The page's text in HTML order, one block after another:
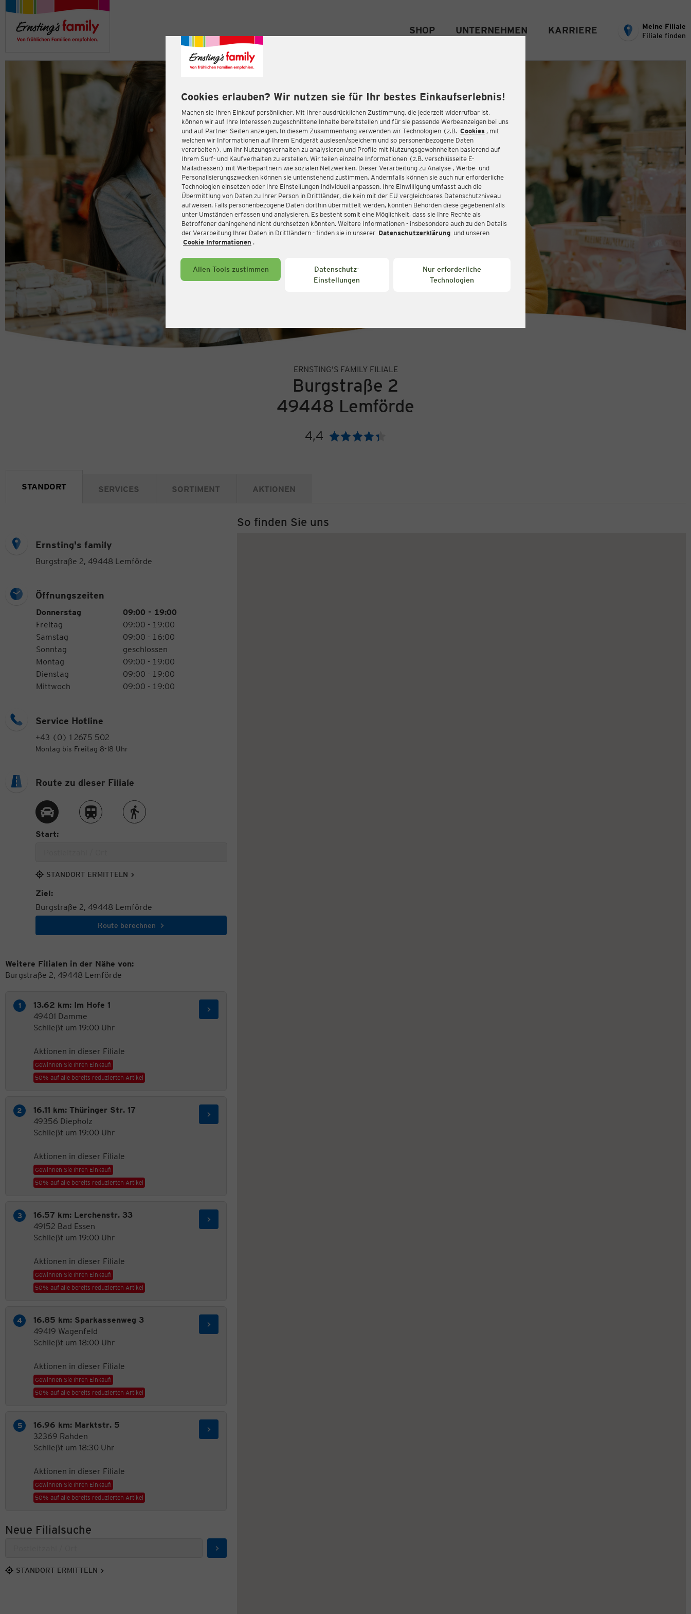
Cookies erlauben? Wir nutzen sie für Ihr bestes Einkaufserlebnis!
Machen sie Ihren Einkauf persönlicher. Mit Ihrer ausdrücklichen Zustimmung, die jederzeit widerrufbar ist,
können wir auf Ihre Interessen zugeschnittene Inhalte bereitstellen und für sie passende Werbeanzeigen bei uns
und auf Partner-Seiten anzeigen. In diesem Zusammenhang verwenden wir Technologien (z.B. Cookies , mit
welchen wir Informationen auf Ihrem Endgerät auslesen/speichern und so personenbezogene Daten
verarbeiten), um Ihr Nutzungsverhalten zu analysieren und Profile mit Nutzungsgewohnheiten basierend auf
Ihrem Surf- und Kaufverhalten zu erstellen. Wir teilen einzelne Informationen (z.B. verschlüsselte E-
Mailadressen) mit Werbepartnern wie sozialen Netzwerken. Dieser Verarbeitung zu Analyse-, Werbe- und
Personalisierungszwecken können sie untenstehend zustimmen. Andernfalls können sie auch nur erforderliche
Technologien einsetzen oder Ihre Einstellungen individuell anpassen. Ihre Einwilligung umfasst auch die
Übermittlung von Daten zu Ihrer Person in Drittländer, die kein mit der EU vergleichbares Datenschutzniveau
aufweisen. Falls personenbezogene Daten dorthin übermittelt werden, könnten Behörden diese gegebenenfalls
unter Umständen erfassen und analysieren. Es besteht somit eine Möglichkeit, dass sie Ihre Rechte als
Betroffener dahingehend nicht durchsetzen könnten. Weitere Informationen - insbesondere auch zu den Details
der Verarbeitung Ihrer Daten in Drittländern - finden sie in unserer Datenschutzerklärung und unseren
Cookie Informationen .
Allen Tools zustimmen
Datenschutz-
Einstellungen
Nur erforderliche
Technologien
SHOP UNTERNEHMEN KARRIERE
Meine Filiale
Filiale finden
ERNSTING'S FAMILY FILIALE
Burgstraße 2
49448 Lemförde
4,4 Bewertung:
STANDORT SERVICES SORTIMENT AKTIONEN
Ernsting's family
Burgstraße 2, 49448 Lemförde
Öffnungszeiten
Öffnungszeiten
WochentagUhrzeiten
Donnerstag
09:00 - 19:00
Freitag
09:00 - 19:00
Samstag
09:00 - 16:00
Sonntag
geschlossen
Montag
09:00 - 19:00
Dienstag
09:00 - 19:00
Mittwoch
09:00 - 19:00
Service Hotline
+43 (0) 1 2675 502
Montag bis Freitag 8-18 Uhr
So finden Sie uns
Route zu dieser Filiale
Route per AutoRoute per ZugRoute zu Fuß
Start:
STANDORT ERMITTELN
Ziel:
Burgstraße 2, 49448 Lemförde
Route berechnen
Weitere Filialen in der Nähe von:
Burgstraße 2, 49448 Lemförde
13.62 km: Im Hofe 1
49401 Damme
Schließt um 19:00 Uhr
Aktionen in dieser Filiale
Gewinnen Sie Ihren Einkauf!
50% auf alle bereits reduzierten Artikel
16.11 km: Thüringer Str. 17
49356 Diepholz
Schließt um 19:00 Uhr
Aktionen in dieser Filiale
Gewinnen Sie Ihren Einkauf!
50% auf alle bereits reduzierten Artikel
16.57 km: Lerchenstr. 33
49152 Bad Essen
Schließt um 19:00 Uhr
Aktionen in dieser Filiale
Gewinnen Sie Ihren Einkauf!
50% auf alle bereits reduzierten Artikel
16.85 km: Sparkassenweg 3
49419 Wagenfeld
Schließt um 18:00 Uhr
Aktionen in dieser Filiale
Gewinnen Sie Ihren Einkauf!
50% auf alle bereits reduzierten Artikel
16.96 km: Marktstr. 5
32369 Rahden
Schließt um 18:30 Uhr
Aktionen in dieser Filiale
Gewinnen Sie Ihren Einkauf!
50% auf alle bereits reduzierten Artikel
Neue Filialsuche
Suchen
STANDORT ERMITTELN